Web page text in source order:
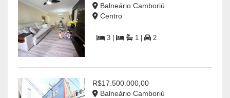
Balneário Camboriú
Centro
3 | 1 | 2
R$17.500.000,00
Balneário Camboriú